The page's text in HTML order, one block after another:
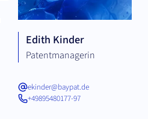
Edith Kinder
Patentmanagerin
ekinder@baypat.de
+49895480177-97